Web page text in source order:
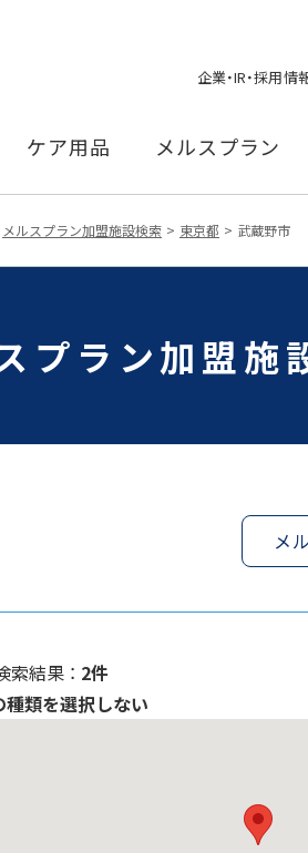
企業・IR・採用情
ケア用品 メルスプラン
メルスプラン加盟施設検索 東京都 武蔵野市
プラン加盟
メ
索結果 ： 2件
類を選択しない